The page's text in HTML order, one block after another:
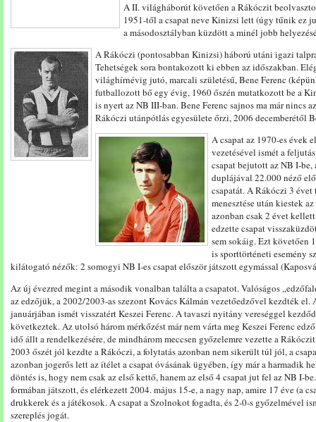
A II. világháborút követően a Rákóczit
1951-től a csapat neve Kinizsi lett (úgy tűnik ez
a másodosztályban küzdött a minél jobb
A Rákóczi (pontosabban Kinizsi) háború utáni igazi
Tehetségek sora bontakozott ki ebben az időszakban.
világhírnévig jutó, marcali születésű, Bene Ferenc
futballozott bő egy évig, 1960 őszén mutatkozott be a
is nyert az NB III-ban. Bene Ferenc sajnos ma már nincs
Rákóczi utánpótlás egyesülete őrzi, 2006 decemberétől
A csapat az 1970-es évek
vezetésével ismét a
csapat bejutott az NB I-
duplájával 22.000 néző
csapatát. A Rákóczi 3
menesztése után kiestek
azonban csak 2 évet
edzette csapat
sem sokáig. Ezt követően
is sporttörténeti esemény
kilátogató nézők: 2 somogyi NB I-es csapat először játszott egymással
Az új évezred megint a második vonalban találta a csapatot. Valóságos
az edzőjük, a 2002/2003-as szezont Kovács Kálmán vezetőedzővel kezdték
januárjában ismét visszatért Keszei Ferenc. A tavaszi nyitány vereséggel
következtek. Az utolsó három mérkőzést már nem várta meg Keszei Ferenc
idő állt a rendelkezésére, de mindhárom meccsen győzelemre vezette a
2003 őszét jól kezdte a Rákóczi, a folytatás azonban nem sikerült túl jól, a
azonban jogerős lett az ítélet a csapat óvásának ügyében, így már a harmadik
döntés is, hogy nem csak az első kettő, hanem az első 4 csapat jut fel az NB I-
formában játszott, és elérkezett 2004. május 15-e, a nagy nap, amire 17 éve (a
drukkerek és a játékosok. A csapat a Szolnokot fogadta, és 2-0-s győzelmével
szereplés jogát.